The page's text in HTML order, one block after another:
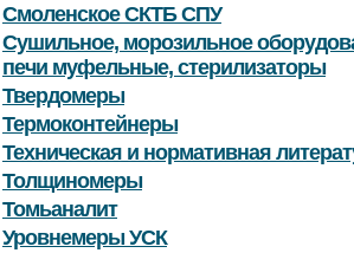
Смоленское СКТБ СПУ
Сушильное, морозильное
печи муфельные, стерилизаторы
Твердомеры
Термоконтейнеры
Техническая и нормативная
Толщиномеры
Томьаналит
Уровнемеры УСК